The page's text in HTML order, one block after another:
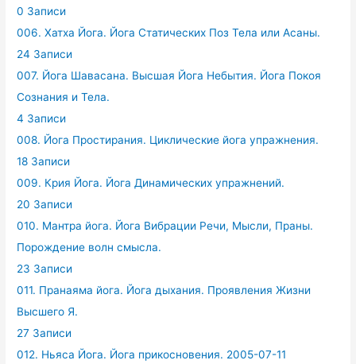
0 Записи
006. Хатха Йога. Йога Статических Поз Тела или Асаны.
24 Записи
007. Йога Шавасана. Высшая Йога Небытия. Йога Покоя
Сознания и Тела.
4 Записи
008. Йога Простирания. Циклические йога упражнения.
18 Записи
009. Крия Йога. Йога Динамических упражнений.
20 Записи
010. Мантра йога. Йога Вибрации Речи, Мысли, Праны.
Порождение волн смысла.
23 Записи
011. Пранаяма йога. Йога дыхания. Проявления Жизни
Высшего Я.
27 Записи
012. Ньяса Йога. Йога прикосновения. 2005-07-11